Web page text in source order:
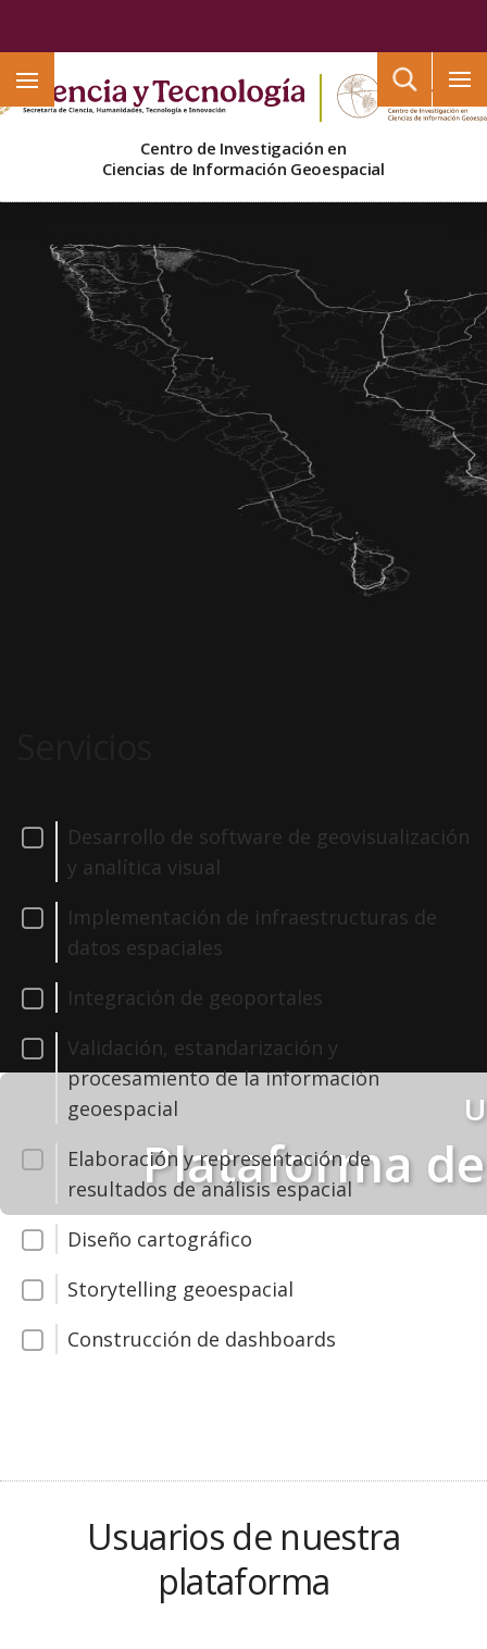
Centro de Investigación en
Ciencias de Información Geoespacial
Plataforma
Desarrollo de software de geovisualización
y analítica visual
Implementación de infraestructuras de
datos espaciales
Integración de geoportales
Validación, estandarización y
procesamiento de la información
geoespacial
Elaboración y representación de
resultados de análisis espacial
Diseño cartográfico
Storytelling geoespacial
Construcción de dashboards
Usuarios de nuestra
plataforma